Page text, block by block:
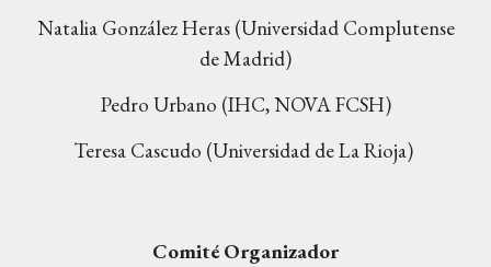
Natalia González Heras (Universidad Complutense
de Madrid)
Pedro Urbano (IHC, NOVA FCSH)
Teresa Cascudo (Universidad de La Rioja)
ComitéOrganizador